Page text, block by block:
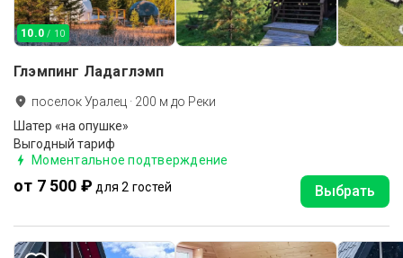
10.0 / 10
Глэмпинг Ладаглэмп
поселок Уралец · 200 м до Реки
Шатер «на опушке»
Выгодный тариф
Моментальное подтверждение
от 7 500 ₽ для 2 гостей Выбрать